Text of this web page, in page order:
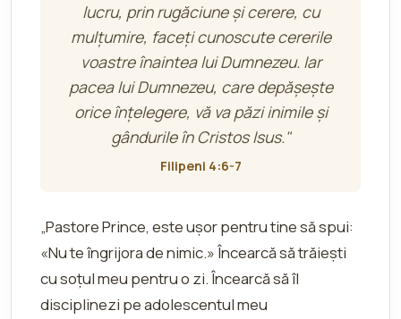
lucru, prin rugăciune şi cerere, cu
mulţumire, faceţi cunoscute cererile
voastre înaintea lui Dumnezeu. Iar
pacea lui Dumnezeu, care depăşeşte
orice înţelegere, vă va păzi inimile şi
gândurile în Cristos Isus."
Filipeni 4:6-7
„Pastore Prince, este ușor pentru tine să spui:
«Nu te îngrijora de nimic.» Încearcă să trăiești
cu soțul meu pentru o zi. Încearcă să îl
disciplinezi pe adolescentul meu